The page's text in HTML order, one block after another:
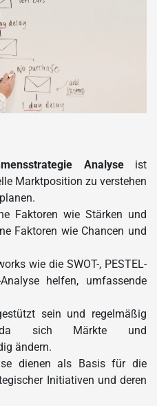
Analyseist
Marktposition zu verstehen
Faktoren wie Stärken und
Faktoren wie Chancen und
wie die SWOT-, PESTEL-
helfen, umfassende
sein und regelmäßig
da sich Märkte und
ändern.
dienen als Basis für die
Initiativen und deren